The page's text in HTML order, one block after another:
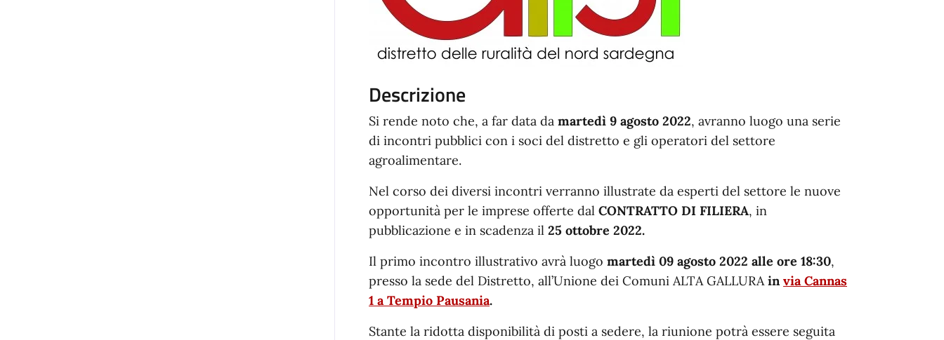
Descrizione
Si rende noto che, a far data da martedì 9 agosto 2022, avranno luogo una serie
di incontri pubblici con i soci del distretto e gli operatori del settore
agroalimentare.
Nel corso dei diversi incontri verranno illustrate da esperti del settore le nuove
opportunità per le imprese offerte dal CONTRATTO DI FILIERA, in
pubblicazione e in scadenza il 25 ottobre 2022.
Il primo incontro illustrativo avrà luogo martedì 09 agosto 2022 alle ore 18:30,
presso la sede del Distretto, all’Unione dei Comuni ALTA GALLURAinvia Cannas
1 a Tempio Pausania.
Stante la ridotta disponibilità di posti a sedere, la riunione potrà essere seguita